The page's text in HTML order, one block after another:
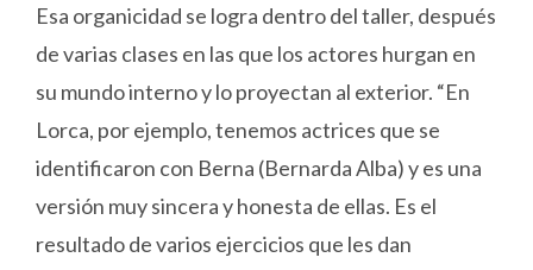
Esa organicidad se logra dentro del taller, después
de varias clases en las que los actores hurgan en
su mundo interno y lo proyectan al exterior. “En
Lorca, por ejemplo, tenemos actrices que se
identificaron con Berna (Bernarda Alba) y es una
versión muy sincera y honesta de ellas. Es el
resultado de varios ejercicios que les dan